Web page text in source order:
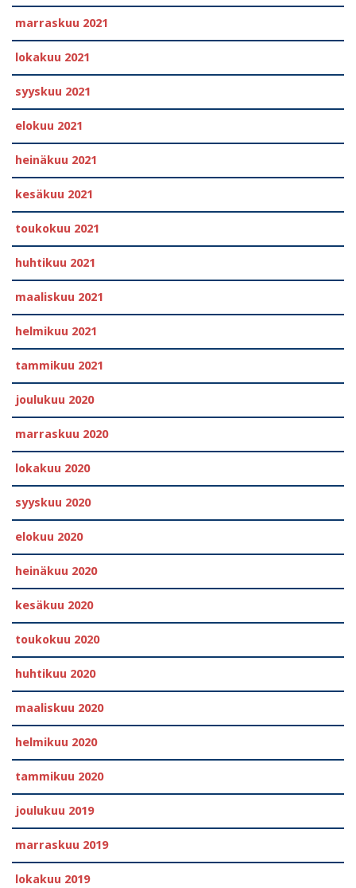
marraskuu 2021
lokakuu 2021
syyskuu 2021
elokuu 2021
heinäkuu 2021
kesäkuu 2021
toukokuu 2021
huhtikuu 2021
maaliskuu 2021
helmikuu 2021
tammikuu 2021
joulukuu 2020
marraskuu 2020
lokakuu 2020
syyskuu 2020
elokuu 2020
heinäkuu 2020
kesäkuu 2020
toukokuu 2020
huhtikuu 2020
maaliskuu 2020
helmikuu 2020
tammikuu 2020
joulukuu 2019
marraskuu 2019
lokakuu 2019